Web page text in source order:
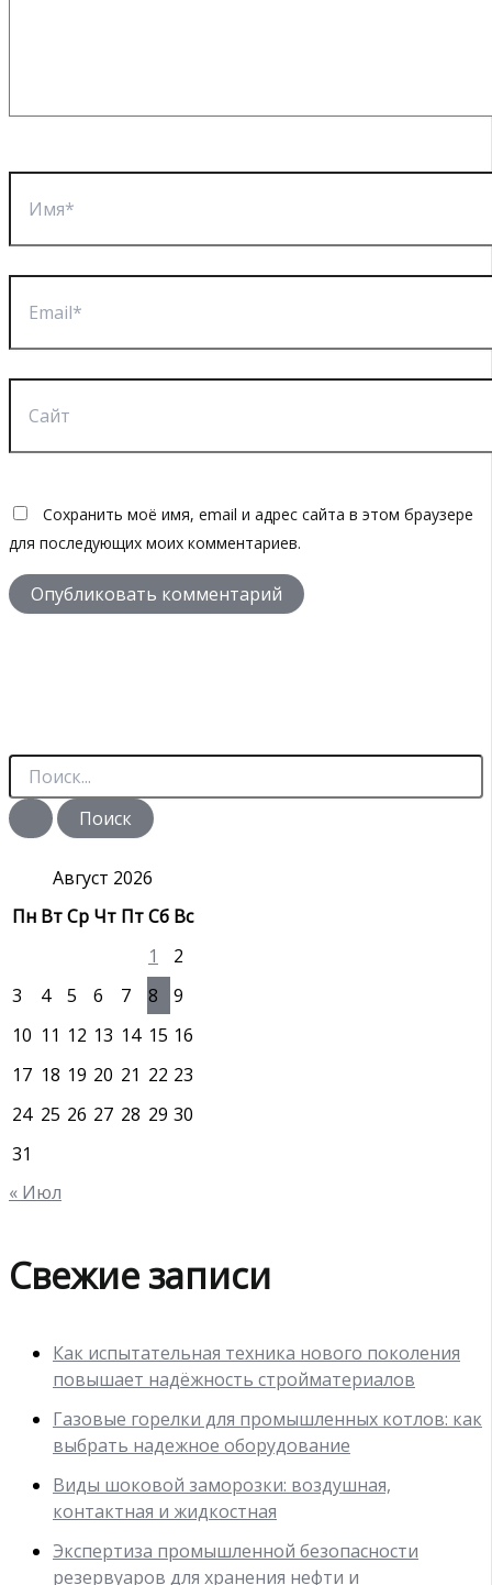
Сохранить моё имя, email и адрес сайта в этом браузере
для последующих моих комментариев.
П
и
с
Август 2026
Пн ВтСр Чт ПтСб Вс
1
2
3
4 5 6 7 8
9
10 11 12 13 14 15 16
17 18 19 20 21 22 23
24 25 26 27 28 29 30
31
« Июл
Свежие записи
Как испытательная техника нового поколения
повышает надёжность стройматериалов
Газовые горелки для промышленных котлов: как
выбрать надежное оборудование
Виды шоковой заморозки: воздушная,
контактная и жидкостная
Экспертиза промышленной безопасности
резервуаров для хранения нефти и